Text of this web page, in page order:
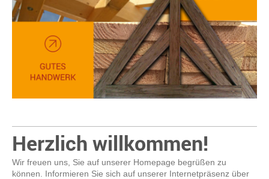
Herzlich willkommen!
Wir freuen uns, Sie auf unserer Homepage begrüßen zu
können. Informieren Sie sich auf unserer Internetpräsenz über